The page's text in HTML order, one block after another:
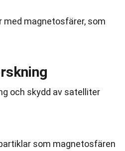
med magnetosfärer, som
och skydd av satelliter
som magnetosfären